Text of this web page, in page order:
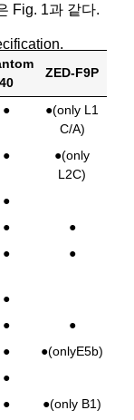
Fig. 1과 같다.
40
ZED-F9P
●
●(only L1
C/A)
●
●(only
L2C)
●
●
●
● ●
●
●
●
● ●(onlyE5b)
●
●
●(only B1)